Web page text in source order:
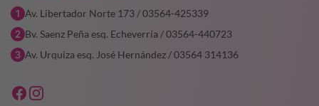
Av. Libertador Norte 173 / 03564-425339
Bv. Saenz Peña esq. Echeverría / 03564-440723
Av. Urquiza esq. José Hernández / 03564 314136